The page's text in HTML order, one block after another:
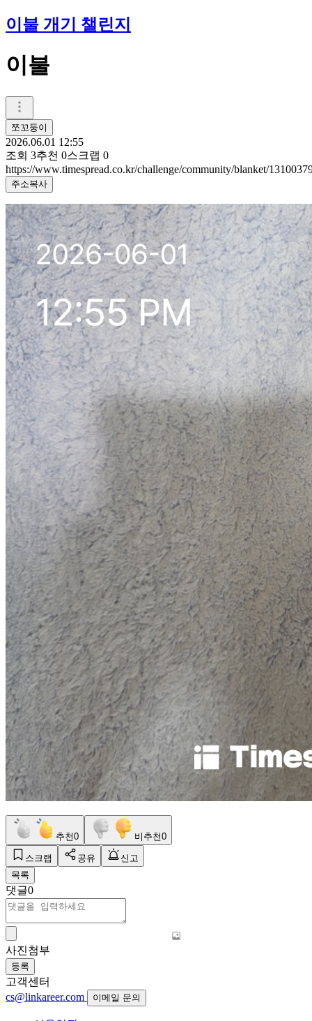
이불 개기 챌린지
이불
쪼꼬둥이
2026.06.01 12:55
조회 3추천 0스크랩 0
https://www.timespread.co.kr/challenge/community/blanket/
주소복사
추천0 비추천0
스크랩 공유
신고
목록
댓글0
사진첨부
등록
고객센터
cs@linkareer.com
이메일 문의